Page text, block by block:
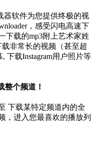
器软件为您提供终极的视
，感受闪电高速下
下载的mp3附上艺术家姓
非常长的视频（甚至超
下载Instagram用户照片等
整个频道！
下载某特定频道内的全
，进入您最喜欢的播放列